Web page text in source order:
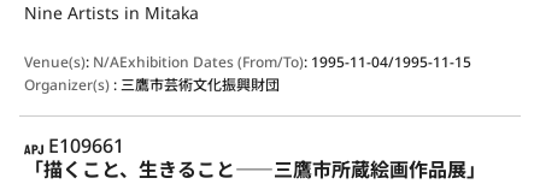
Nine Artists in Mitaka
Venue(s): N/AExhibition Dates (From/To): 1995-11-04/1995-11-15
Organizer(s):三鷹市芸術文化振興財団
APJ
E109661
「描くこと、生きること――三鷹市所蔵絵画作品展」